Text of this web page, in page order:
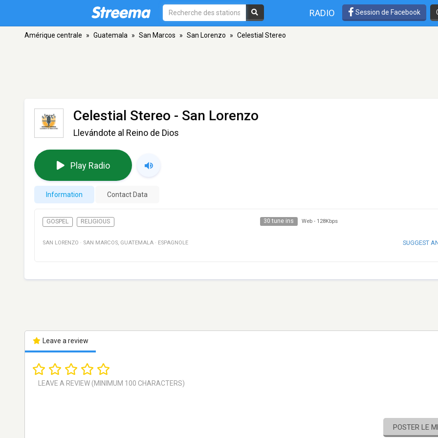
RADIO Session de Facebook
Amérique centrale » Guatemala » San Marcos » San Lorenzo » Celestial Stereo
Celestial Stereo - San Lorenzo
Llevándote al Reino de Dios
Play Radio
Information Contact Data
GOSPEL RELIGIOUS 30 tune ins Web - 128Kbps
SAN LORENZO · SAN MARCOS, GUATEMALA · ESPAGNOLE SUGGEST
Leave a review
POSTER LE